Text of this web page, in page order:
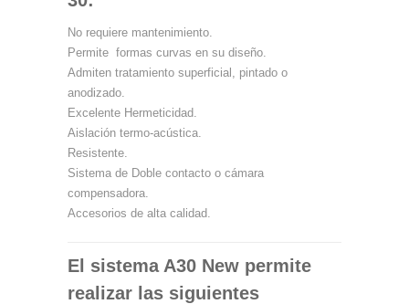
No requiere mantenimiento.
Permite formas curvas en su diseño.
Admiten tratamiento superficial, pintado o
anodizado.
Excelente Hermeticidad.
Aislación termo-acústica.
Resistente.
Sistema de Doble contacto o cámara
compensadora.
Accesorios de alta calidad.
El sistema A30 New permite
realizar las siguientes